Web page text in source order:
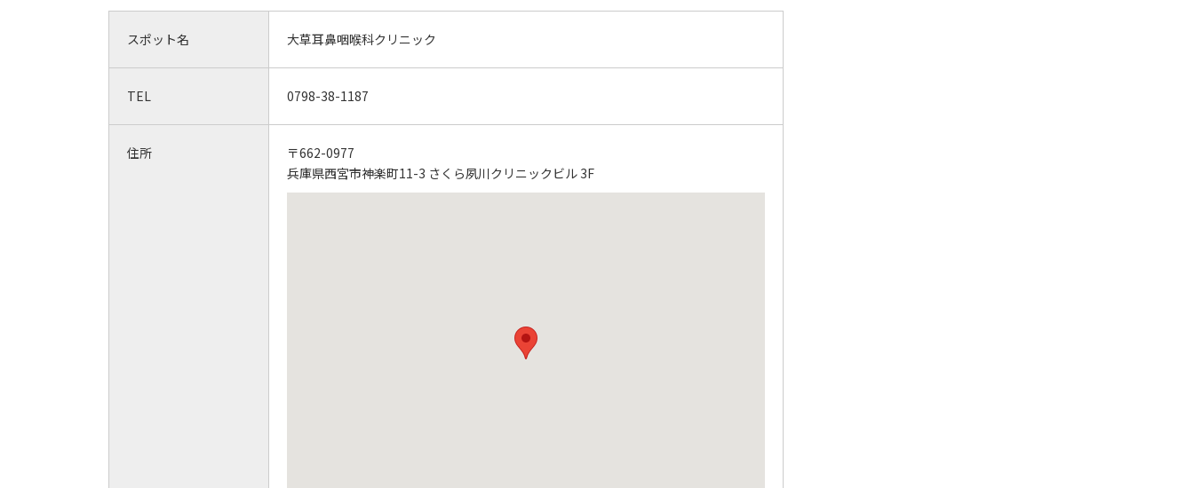
スポット名 大草耳鼻咽喉科クリニック
TEL 0798-38-1187
住所
〒662-0977
兵庫県西宮市神楽町11-3 さくら夙川クリニックビル 3F